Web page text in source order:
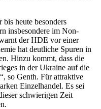
heute besonders
insbesondere im Non-
der HDE vor einer
hat deutliche Spuren in
Hinzu kommt, dass die
in der Ukraine auf die
so Genth. Für attraktive
Einzelhandel. Es sei
schwierigen Zeit